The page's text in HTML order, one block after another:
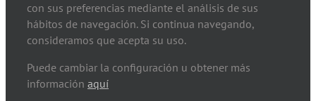
con sus preferencias mediante el análisis de sus
hábitos de navegación. Si continua navegando,
consideramos que acepta su uso.
Puede cambiar la configuración u obtener más
información aquí